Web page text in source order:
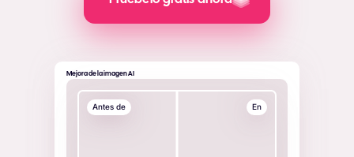
Mejora de la imagen AI
Antes de En